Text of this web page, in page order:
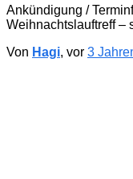
Ankündigung /
Weihnachtslauftreff –
Von Hagi, vor 3